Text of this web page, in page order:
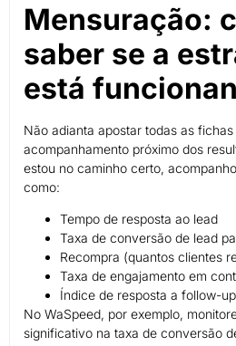
Mensuração:
saber se a
está
Não adianta apostar todas as
acompanhamento próximo dos
estou no caminho certo,
como:
Tempo de resposta ao lead
Taxa de conversão de lead
Recompra (quantos clientes
Taxa de engajamento em
Índice de resposta a follow-up
No WaSpeed, por exemplo,
significativo na taxa de conversão